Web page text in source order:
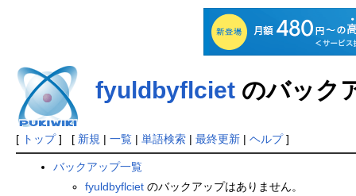
fyuldbyflcietのバック
[ トップ] [ 新規 | 一覧| 単語検索| 最終更新| ヘルプ]
バックアップ一覧
fyuldbyflcietのバックアップはありません。